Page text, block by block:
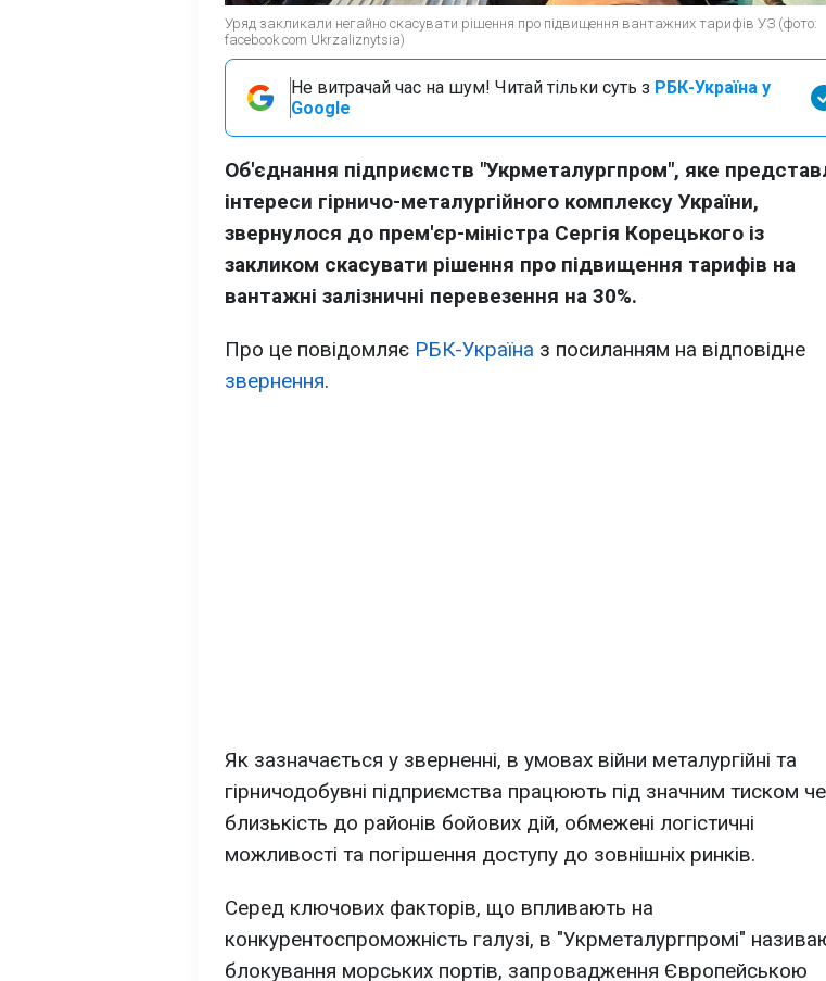
Уряд закликали негайно скасувати рішення про підвищення вантажних тарифів УЗ (фото:
facebook com Ukrzaliznytsia)
Не витрачай час на шум! Читай тільки суть з РБК-Україна у
Google
Об'єднання підприємств "Укрметалургпром", яке
інтереси гірничо-металургійного комплексу України,
звернулося до прем'єр-міністра Сергія Корецького із
закликом скасувати рішення про підвищення тарифів на
вантажні залізничні перевезення на 30%.
Про це повідомляє РБК-Україна з посиланням на відповідне
звернення.
Як зазначається у зверненні, в умовах війни металургійні та
гірничодобувні підприємства працюють під значним тиском
близькість до районів бойових дій, обмежені логістичні
можливості та погіршення доступу до зовнішніх ринків.
Серед ключових факторів, що впливають на
конкурентоспроможність галузі, в "Укрметалургпромі"
блокування морських портів, запровадження Європейською